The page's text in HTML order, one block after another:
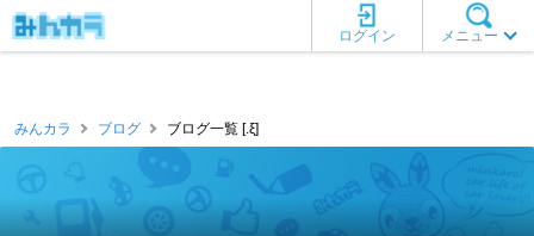
メニュー
ログイン
みんカラ ブログ ブログ一覧 [.ξ]